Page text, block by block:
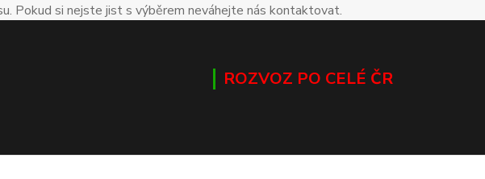
Pokud si nejste jist s výběrem neváhejte nás kontaktovat.
ROZVOZ PO CELÉ ČR